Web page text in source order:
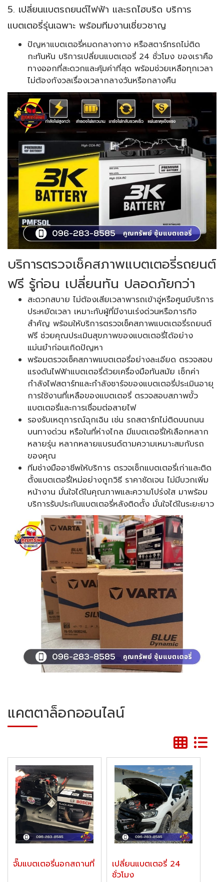
5. เปลี่ยนแบตรถยนต์ไฟฟ้า และรถไฮบริด บริการ
แบตเตอรี่รุ่นเฉพาะ พร้อมทีมงานเชี่ยวชาญ
ปัญหาแบตเตอรี่หมดกลางทาง หรือสตาร์ทรถไม่ติด
กะทันหัน บริการเปลี่ยนแบตเตอรี่ 24 ชั่วโมง ของเราคือ
ทางออกที่สะดวกและคุ้มค่าที่สุด พร้อมช่วยเหลือทุกเวลา
ไม่ต้องกังวลเรื่องเวลากลางวันหรือกลางคืน
บริการตรวจเช็คสภาพแบตเตอรี่รถยนต์
ฟรี รู้ก่อน เปลี่ยนทัน ปลอดภัยกว่า
สะดวกสบาย ไม่ต้องเสียเวลาพารถเข้าอู่หรือศูนย์บริการ
ประหยัดเวลา เหมาะกับผู้ที่มีงานเร่งด่วนหรือภารกิจ
สำคัญ พร้อมให้บริการตรวจเช็คสภาพแบตเตอรี่รถยนต์
ฟรี ช่วยคุณประเมินสุขภาพของแบตเตอรี่ได้อย่าง
แม่นยำก่อนเกิดปัญหา
พร้อมตรวจเช็คสภาพแบตเตอรี่อย่างละเอียด ตรวจสอบ
แรงดันไฟฟ้าแบตเตอรี่ด้วยเครื่องมือทันสมัย เช็กค่า
กำลังไฟสตาร์ทและกำลังชาร์จของแบตเตอรี่ประเมินอายุ
การใช้งานที่เหลือของแบตเตอรี่ ตรวจสอบสภาพขั้ว
แบตเตอรี่และการเชื่อมต่อสายไฟ
รองรับเหตุการณ์ฉุกเฉิน เช่น รถสตาร์ทไม่ติดบนถนน
บนทางด่วน หรือในที่ห่างไกล มีแบตเตอรี่ให้เลือกหลาก
หลายรุ่น หลากหลายแบรนด์ตามความเหมาะสมกับรถ
ของคุณ
ทีมช่างมืออาชีพให้บริการ ตรวจเช็กแบตเตอรี่เก่าและติด
ตั้งแบตเตอรี่ใหม่อย่างถูกวิธี ราคาชัดเจน ไม่มีบวกเพิ่ม
หน้างาน มั่นใจได้ในคุณภาพและความโปร่งใส มาพร้อม
บริการรับประกันแบตเตอรี่หลังติดตั้ง มั่นใจได้ในระยะยาว
แคตตาล็อกออนไลน์
จั๊มแบตเตอรี่นอกสถานที่
เปลี่ยนแบตเตอรี่ 24
ชั่วโมง